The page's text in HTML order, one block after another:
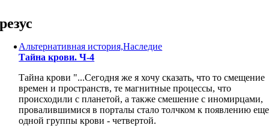
to
content
резус
Альтернативная история,Наследие
Тайна крови. Ч-4
Тайна крови "...Сегодня же я хочу сказать, что то смещение
времен и пространств, те магнитные процессы, что
происходили с планетой, а также смешение с иномирцами,
провалившимися в порталы стало толчком к появлению еще
одной группы крови - четвертой.